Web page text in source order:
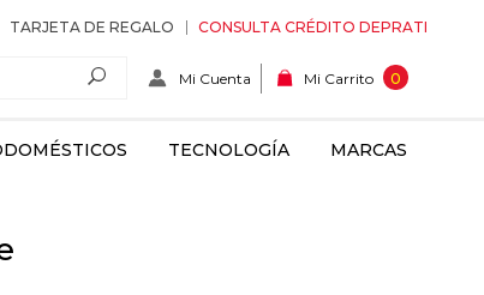
TARJETA DE REGALO CONSULTA CRÉDITO DEPRATI
Mi Cuenta Mi Carrito 0
TECNOLOGÍA MARCAS